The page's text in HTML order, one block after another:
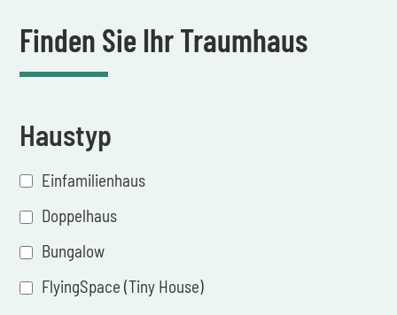
Finden Sie Ihr Traumhaus
Haustyp
Einfamilienhaus
Doppelhaus
Bungalow
FlyingSpace (Tiny House)